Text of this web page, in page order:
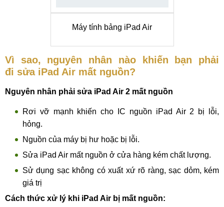
Máy tính bảng iPad Air
Vì sao, nguyên nhân nào khiến bạn phải
đi sửa iPad Air mất nguồn?
Nguyên nhân phải sửa iPad Air 2 mất nguồn
Rơi vỡ mạnh khiến cho IC nguồn iPad Air 2 bị lỗi,
hỏng.
Nguồn của máy bị hư hoặc bị lỗi.
Sửa iPad Air mất nguồn ở cửa hàng kém chất lượng.
Sử dụng sạc không có xuất xứ rõ ràng, sạc dỏm, kém
giá trị
Cách thức xử lý khi iPad Air bị mất nguồn: